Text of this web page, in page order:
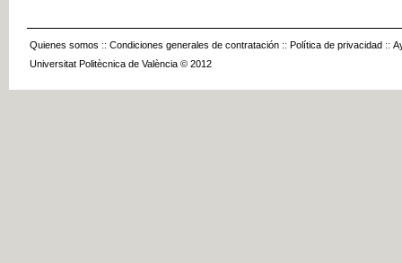
Quienes somos :: Condiciones generales de contratación :: Política de privacidad ::
Universitat Politècnica de València © 2012